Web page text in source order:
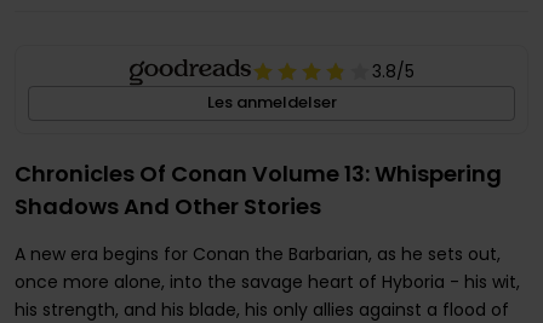
3.8/5
Les anmeldelser
Chronicles Of Conan Volume 13: Whispering
Shadows And Other Stories
A new era begins for Conan the Barbarian, as he sets out,
once more alone, into the savage heart of Hyboria - his wit,
his strength, and his blade, his only allies against a flood of